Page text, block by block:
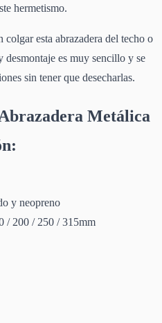
hermetismo.
esta abrazadera del techo o
es muy sencillo y se
sin tener que desecharlas.
Metálica
y neopreno
/ 200 / 250 / 315mm